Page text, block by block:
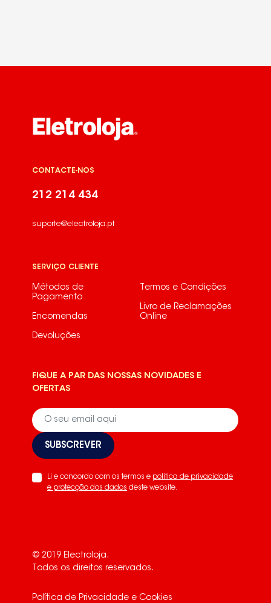
CONTACTE-NOS
212 214 434
suporte@electroloja.pt
SERVIÇO CLIENTE
Métodos de
Pagamento
Encomendas
Devoluções
Termos e Condições
Livro de Reclamações
Online
FIQUE A PAR DAS NOSSAS NOVIDADES E
OFERTAS
SUBSCREVER
Li e concordo com os termos e politica de privacidade
e protecção dos dados deste website.
© 2019 Electroloja.
Todos os direitos reservados.
Política de Privacidade e Cookies